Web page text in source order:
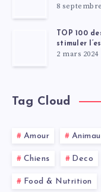
8
TOP 100
stimuler
2 mars 2024
Tag Cloud
Amour
Chiens Deco
Food & Nutrition